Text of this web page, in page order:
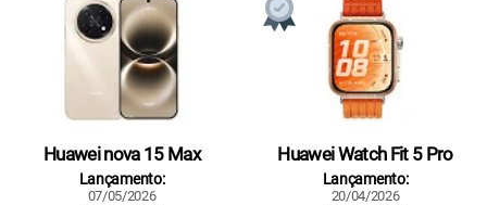
Huawei nova 15 Max
Lançamento:
07/05/2026
Huawei Watch Fit 5 Pro
Lançamento:
20/04/2026